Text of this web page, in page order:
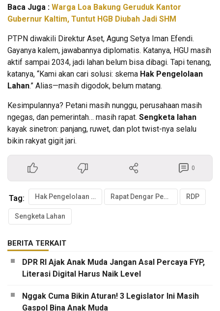
Baca Juga : Warga Loa Bakung Geruduk Kantor
Gubernur Kaltim, Tuntut HGB Diubah Jadi SHM
PTPN diwakili Direktur Aset, Agung Setya Iman Efendi.
Gayanya kalem, jawabannya diplomatis. Katanya, HGU masih
aktif sampai 2034, jadi lahan belum bisa dibagi. Tapi tenang,
katanya, “Kami akan cari solusi: skema Hak Pengelolaan
Lahan.” Alias—masih digodok, belum matang.
Kesimpulannya? Petani masih nunggu, perusahaan masih
ngegas, dan pemerintah… masih rapat. Sengketa lahan
kayak sinetron: panjang, ruwet, dan plot twist-nya selalu
bikin rakyat gigit jari.
0
Tag: Hak Pengelolaan Lahan Rapat Dengar Pendapat RDP
Sengketa Lahan
BERITA TERKAIT
DPR RI Ajak Anak Muda Jangan Asal Percaya FYP,
Literasi Digital Harus Naik Level
Nggak Cuma Bikin Aturan! 3 Legislator Ini Masih
Gaspol Bina Anak Muda